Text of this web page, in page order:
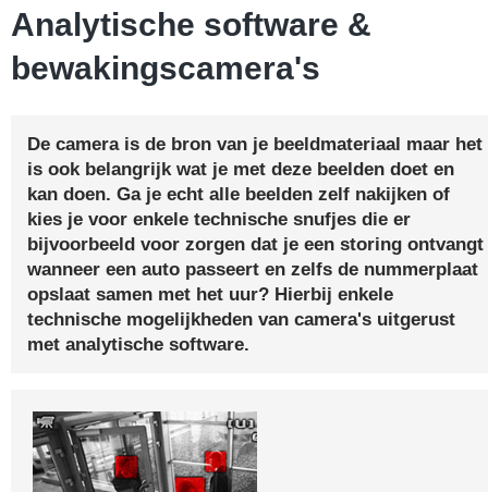
Analytische software &
bewakingscamera's
De camera is de bron van je beeldmateriaal maar het
is ook belangrijk wat je met deze beelden doet en
kan doen. Ga je echt alle beelden zelf nakijken of
kies je voor enkele technische snufjes die er
bijvoorbeeld voor zorgen dat je een storing ontvangt
wanneer een auto passeert en zelfs de nummerplaat
opslaat samen met het uur? Hierbij enkele
technische mogelijkheden van camera's uitgerust
met analytische software.